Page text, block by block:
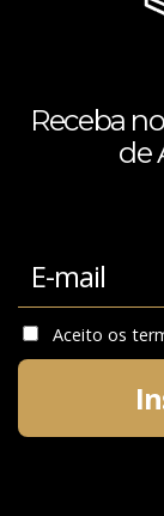
Receba
de
Aceito os